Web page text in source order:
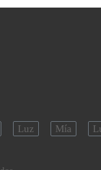
Luz Mía